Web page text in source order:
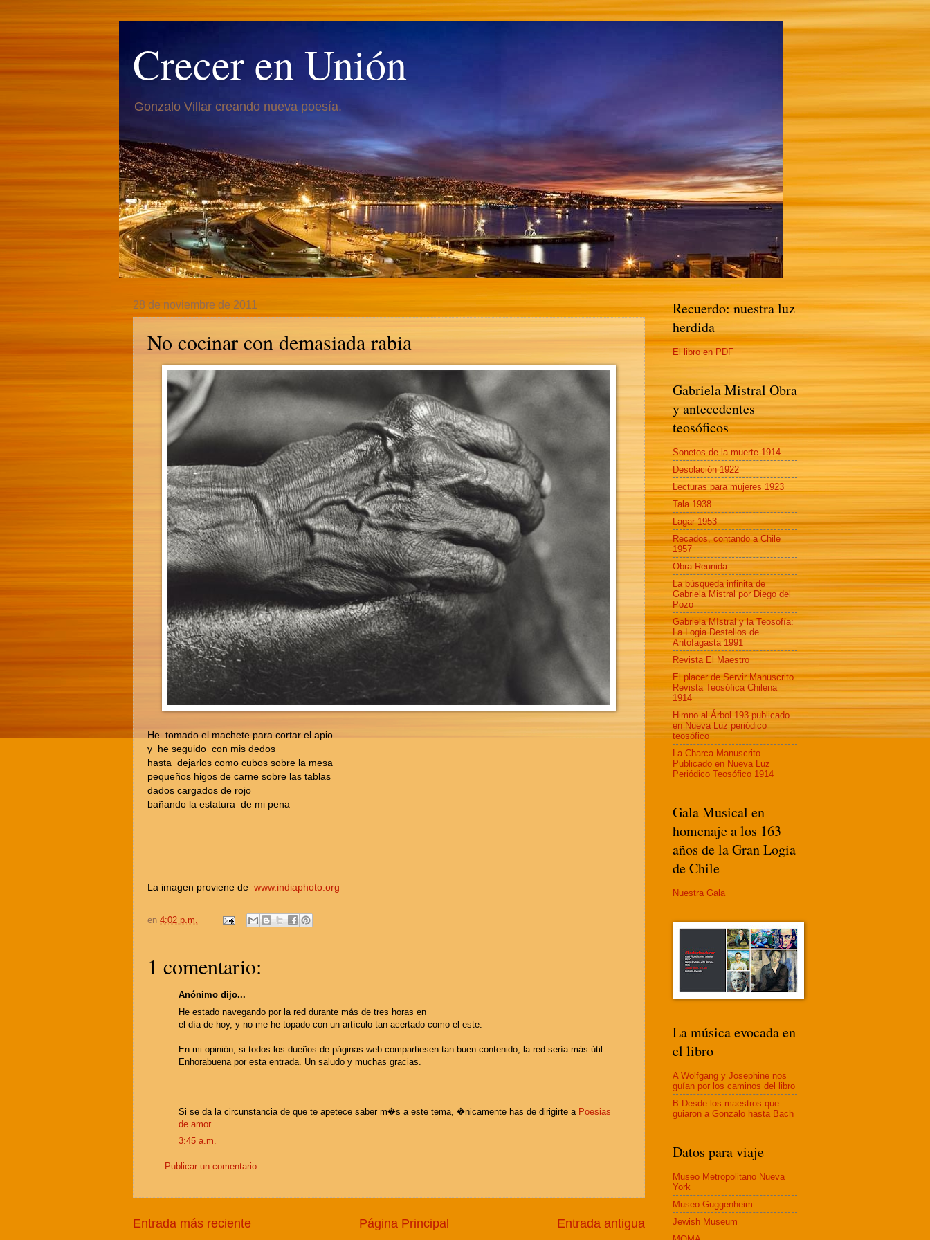
Crecer en Unión
Gonzalo Villar creando nueva poesía.
28 de noviembre de 2011
No cocinar con demasiada rabia
He tomado el machete para cortar el apio
y he seguido con mis dedos
hasta dejarlos como cubos sobre la mesa
pequeños higos de carne sobre las tablas
dados cargados de rojo
bañando la estatura de mi pena
La imagen proviene de www.indiaphoto.org
en 4:02 p.m.
1 comentario:
Anónimo dijo...
He estado navegando por la red durante más de tres horas en
el día de hoy, y no me he topado con un artículo tan acertado como el este.
En mi opinión, si todos los dueños de páginas web compartiesen tan buen contenido, la red sería más útil.
Enhorabuena por esta entrada. Un saludo y muchas gracias.
Si se da la circunstancia de que te apetece saber m�s a este tema, �nicamente has de dirigirte a Poesias
de amor.
3:45 a.m.
Publicar un comentario
Entrada más reciente Entrada antigua
Página Principal
Recuerdo: nuestra luz
herdida
El libro en PDF
Gabriela Mistral Obra
y antecedentes
teosóficos
Sonetos de la muerte 1914
Desolación 1922
Lecturas para mujeres 1923
Tala 1938
Lagar 1953
Recados, contando a Chile
1957
Obra Reunida
La búsqueda infinita de
Gabriela Mistral por Diego del
Pozo
Gabriela MIstral y la Teosofía:
La Logia Destellos de
Antofagasta 1991
Revista El Maestro
El placer de Servir Manuscrito
Revista Teosófica Chilena
1914
Himno al Árbol 193 publicado
en Nueva Luz periódico
teosófico
La Charca Manuscrito
Publicado en Nueva Luz
Periódico Teosófico 1914
Gala Musical en
homenaje a los 163
años de la Gran Logia
de Chile
Nuestra Gala
La música evocada en
el libro
A Wolfgang y Josephine nos
guían por los caminos del libro
B Desde los maestros que
guiaron a Gonzalo hasta Bach
Datos para viaje
Museo Metropolitano Nueva
York
Museo Guggenheim
Jewish Museum